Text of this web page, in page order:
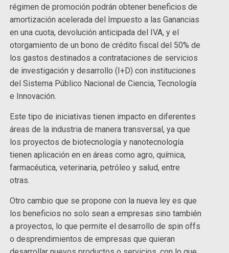
régimen de promoción podrán obtener beneficios de
amortización acelerada del Impuesto a las Ganancias
en una cuota, devolución anticipada del IVA, y el
otorgamiento de un bono de crédito fiscal del 50% de
los gastos destinados a contrataciones de servicios
de investigación y desarrollo (I+D) con instituciones
del Sistema Público Nacional de Ciencia, Tecnología
e Innovación.
Este tipo de iniciativas tienen impacto en diferentes
áreas de la industria de manera transversal, ya que
los proyectos de biotecnología y nanotecnología
tienen aplicación en en áreas como agro, química,
farmacéutica, veterinaria, petróleo y salud, entre
otras.
Otro cambio que se propone con la nueva ley es que
los beneficios no solo sean a empresas sino también
a proyectos, lo que permite el desarrollo de spin offs
o desprendimientos de empresas que quieran